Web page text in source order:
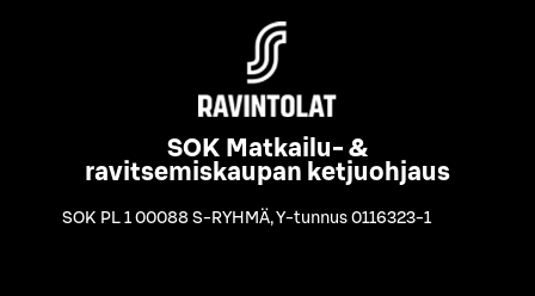
SOK Matkailu- &
ravitsemiskaupan ketjuohjaus
SOK PL 1 00088 S-RYHMÄ,Y-tunnus 0116323-1